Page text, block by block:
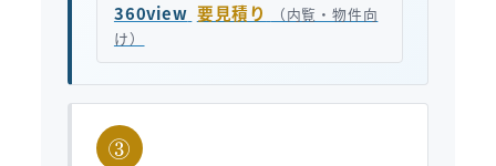
360view 要見積り
（内覧・物件向
け）
③